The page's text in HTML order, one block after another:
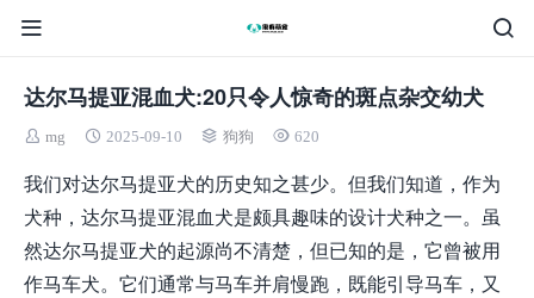
达尔马提亚混血犬:20只令人惊奇的斑点杂交幼犬
mg 2025-09-10 狗狗 620
我们对达尔马提亚犬的历史知之甚少。但我们知道，作为
犬种，达尔马提亚混血犬是颇具趣味的设计犬种之一。虽
然达尔马提亚犬的起源尚不清楚，但已知的是，它曾被用
作马车犬。它们通常与马车并肩慢跑，既能引导马车，又